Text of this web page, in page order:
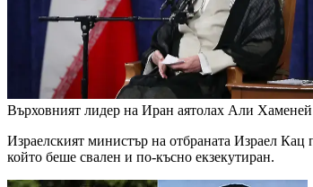
Върховният лидер на Иран аятолах Али Хаменей
Израелският министър на отбраната Израел
който беше свален и по-късно екзекутиран.